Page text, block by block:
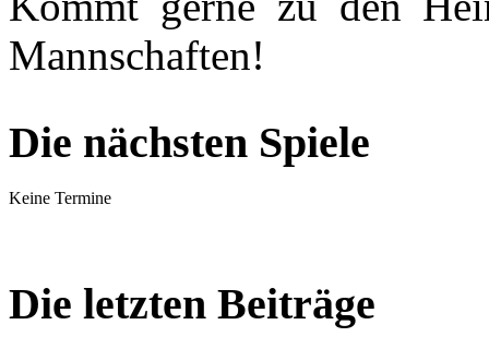
Mannschaften!
Die nächsten Spiele
Keine Termine
Die letzten Beiträge